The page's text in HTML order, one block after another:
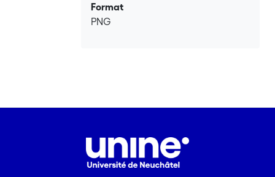
pragmatisme posées par les
agriculteurs. Par ailleurs, ce travail
inclure systématique dans la définition
et économiques, qui ne sont rien d’autre
que les conditions de mise en oeuvre de
la transition écologique par les
Format
PNG